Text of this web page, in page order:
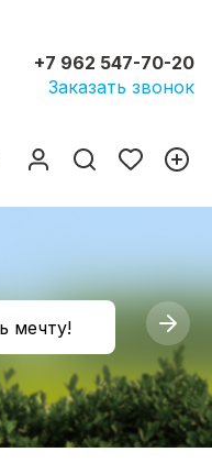
+7 962 547-70-20
Заказать звонок
мечту!